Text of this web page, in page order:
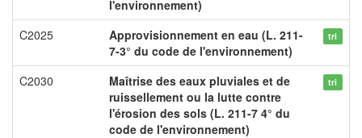
l'environnement)
C2025
Approvisionnement en eau (L. 211-
7-3° du code de l'environnement)
tri
C2030
Maîtrise des eaux pluviales et de
ruissellement ou la lutte contre
l'érosion des sols (L. 211-7 4° du
code de l'environnement)
tri